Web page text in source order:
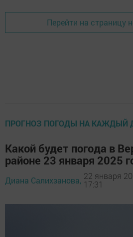
Перейти на страницу
ПРОГНОЗ ПОГОДЫ НА КАЖДЫЙ
Какой будет погода в
районе 23 января 2025
Диана Салихзанова, 22 января
17:31